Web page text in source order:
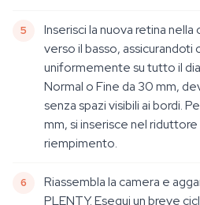
Inserisci la nuova retina
verso il basso, assicurandoti
uniformemente su tutto il
Normal o Fine da 30 mm,
senza spazi visibili ai bordi.
mm, si inserisce nel
riempimento.
Riassembla la camera e
PLENTY. Esegui un breve